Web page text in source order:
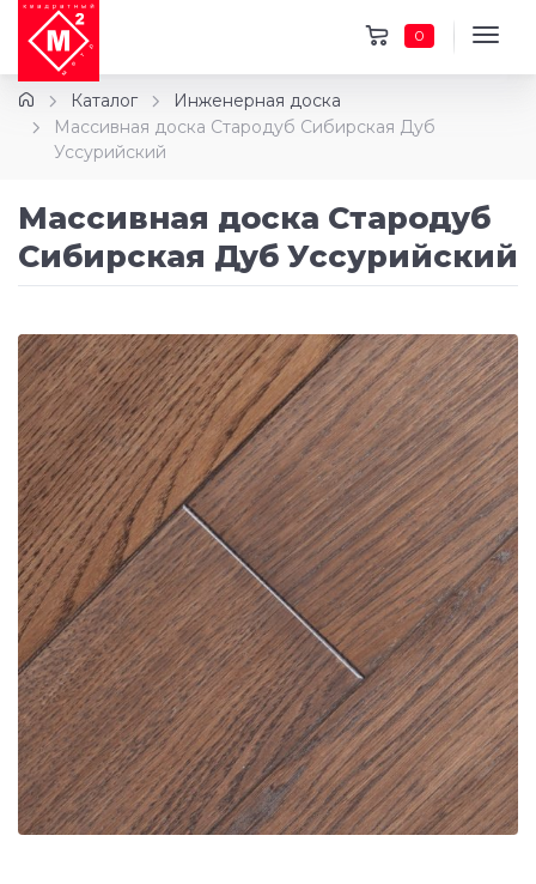
0
Каталог
Инженерная доска
Массивная доска Стародуб Сибирская Дуб
Уссурийский
Массивная доска Стародуб
Сибирская Дуб Уссурийский